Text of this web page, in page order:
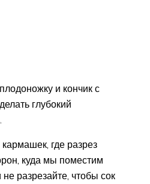
и кончик с
глубокий
где разрез
куда мы поместим
разрезайте, чтобы сок